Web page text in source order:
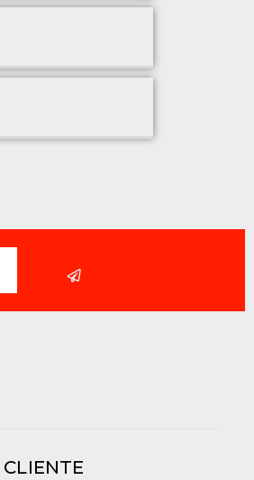
CLIENTE